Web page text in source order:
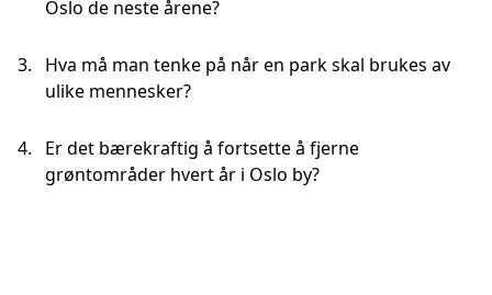
Oslo de neste årene?
Hva må man tenke på når en park skal brukes av
ulike mennesker?
Er det bærekraftig å fortsette å fjerne
grøntområder hvert år i Oslo by?